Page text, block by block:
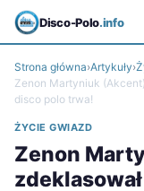
Disco-Polo.info
Strona główna›Artykuły›
Zenon Martyniuk
disco polo trwa!
ŻYCIE GWIAZD
Zenon